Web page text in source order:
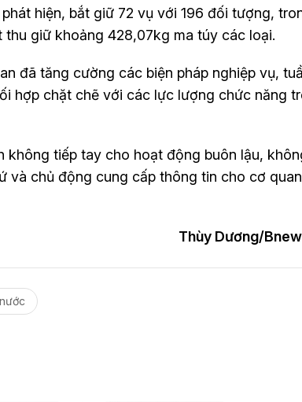
hiện, bắt giữ 72 vụ với 196 đối tượng,
giữ khoảng 428,07kg ma túy các loại.
đã tăng cường các biện pháp nghiệp vụ,
hợp chặt chẽ với các lực lượng chức năng
không tiếp tay cho hoạt động buôn lậu,
và chủ động cung cấp thông tin cho cơ
Thùy Dương/